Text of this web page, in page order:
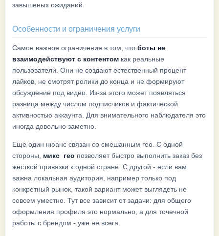
завышеных ожиданий.
Особенности и ограничения услуги
Самое важное ограничение в том, что боты не
взаимодействуют с контентом как реальные
пользователи. Они не создают естественный процент
лайков, не смотрят ролики до конца и не формируют
обсуждение под видео. Из-за этого может появляться
разница между числом подписчиков и фактической
активностью аккаунта. Для внимательного наблюдателя это
иногда довольно заметно.
Еще один нюанс связан со смешанным гео. С одной
стороны, микс гео позволяет быстро выполнить заказ без
жесткой привязки к одной стране. С другой - если вам
важна локальная аудитория, например только под
конкретный рынок, такой вариант может выглядеть не
совсем уместно. Тут все зависит от задачи: для общего
оформления профиля это нормально, а для точечной
работы с брендом - уже не всега.